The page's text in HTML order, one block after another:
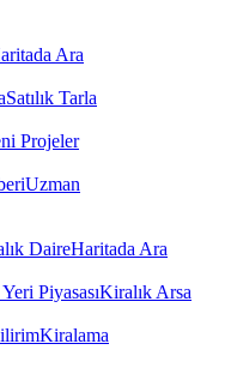
Ara
Satılık Tarla
Projeler
Uzman
DaireHaritada Ara
PiyasasıKiralık Arsa
Kiralama